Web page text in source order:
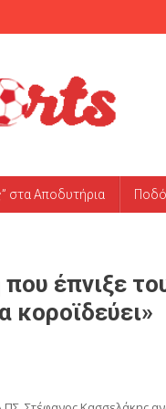
στα Αποδυτήρια
έπνιξε
κοροϊδεύει»